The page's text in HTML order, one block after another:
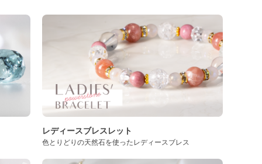
レディースブレスレット
色とりどりの天然石を使ったレディースブレス